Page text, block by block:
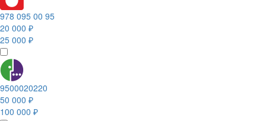
978 095 00 95
20 000 ₽
25 000 ₽
9500020220
50 000 ₽
100 000 ₽